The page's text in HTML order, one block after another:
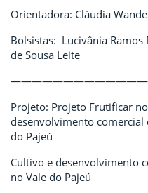
Orientadora: Cláudia
Bolsistas: Lucivânia Ramos
de Sousa Leite
Projeto: Projeto Frutificar
desenvolvimento
do Pajeú
Cultivo e desenvolvimento
no Vale do Pajeú